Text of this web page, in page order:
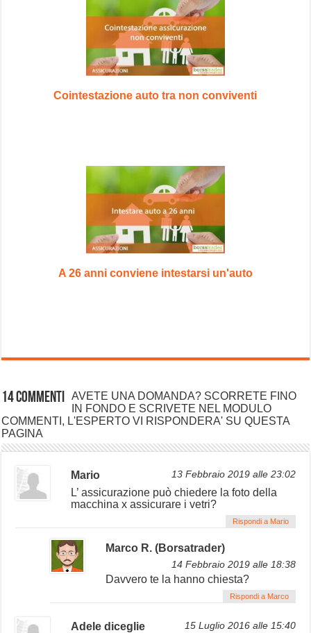
Cointestazione auto tra non conviventi
A 26 anni conviene intestarsi un'auto
14 commenti
AVETE UNA DOMANDA? SCORRETE FINO
IN FONDO E SCRIVETE NEL MODULO
COMMENTI, L'ESPERTO VI RISPONDERA' SU QUESTA
PAGINA
Mario 13 Febbraio 2019 alle 23:02
L’ assicurazione può chiedere la foto della
macchina x assicurare i vetri?
Rispondi a Mario
Marco R. (Borsatrader)
14 Febbraio 2019 alle 18:38
Davvero te la hanno chiesta?
Rispondi a Marco
Adele diceglie 15 Luglio 2016 alle 15:40